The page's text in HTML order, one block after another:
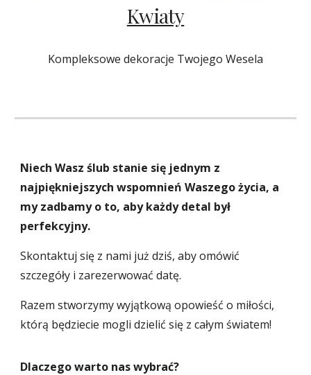
Kwiaty
Kompleksowe dekoracje Twojego Wesela
Niech Wasz ślub stanie się jednym z
najpiękniejszych wspomnień Waszego życia, a
my zadbamy o to, aby każdy detal był
perfekcyjny.
Skontaktuj się z nami już dziś, aby omówić
szczegóły i zarezerwować datę.
Razem stworzymy wyjątkową opowieść o miłości,
którą będziecie mogli dzielić się z całym światem!
Dlaczego warto nas wybrać?